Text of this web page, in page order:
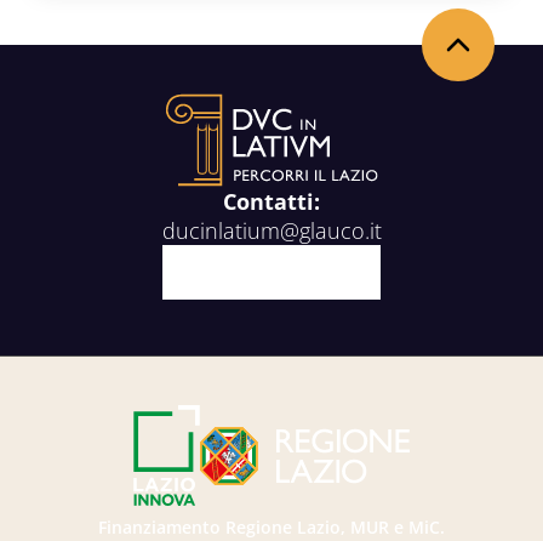
Contatti:
ducinlatium@glauco.it
Finanziamento Regione Lazio, MUR e MiC.
Torna in alto